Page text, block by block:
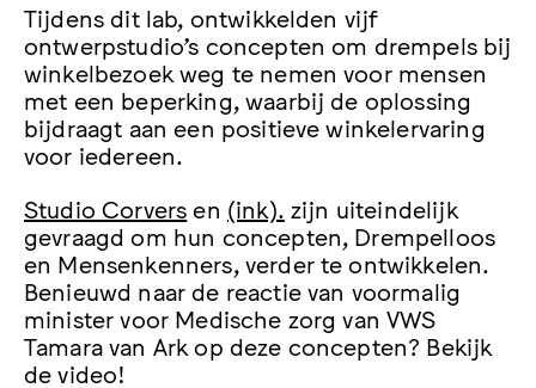
Tijdens dit lab, ontwikkelden vijf
ontwerpstudio’s concepten om drempels bij
winkelbezoek weg te nemen voor mensen
met een beperking, waarbij de oplossing
bijdraagt aan een positieve winkelervaring
voor iedereen.
Studio Corvers en (ink). zijn uiteindelijk
gevraagd om hun concepten, Drempelloos
en Mensenkenners, verder te ontwikkelen.
Benieuwd naar de reactie van voormalig
minister voor Medische zorg van VWS
Tamara van Ark op deze concepten? Bekijk
de video!